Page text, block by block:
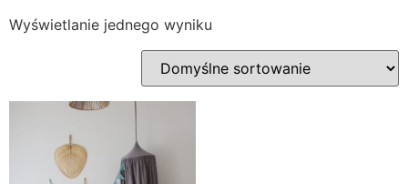
Wyświetlanie jednego wyniku